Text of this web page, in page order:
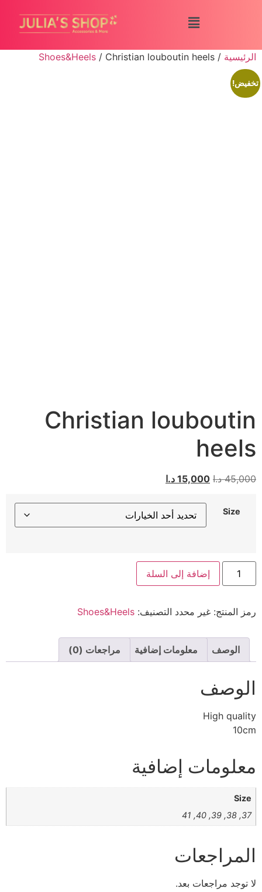
الرئيسية /
Shoes&Heels / Christian louboutin heels
تخفيض!
Christian louboutin
heels
45,000 د.ا 15,000 د.ا
Size
إضافة إلى السلة
رمز المنتج: غير محدد التصنيف: Shoes&Heels
الوصف معلومات إضافية مراجعات (0)
الوصف
High quality
10cm
معلومات إضافية
Size
37, 38, 39, 40, 41
المراجعات
لا توجد مراجعات بعد.